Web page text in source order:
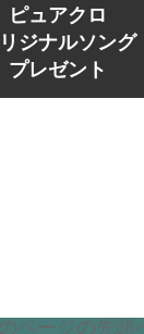
ピュアクロ
ジナルソング
プレゼント